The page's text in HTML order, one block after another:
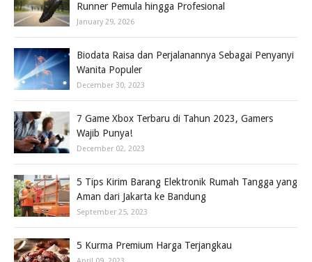
Runner Pemula hingga Profesional
January 29, 2026
Biodata Raisa dan Perjalanannya Sebagai Penyanyi
Wanita Populer
December 30, 2023
7 Game Xbox Terbaru di Tahun 2023, Gamers
Wajib Punya!
December 02, 2023
5 Tips Kirim Barang Elektronik Rumah Tangga yang
Aman dari Jakarta ke Bandung
September 25, 2023
5 Kurma Premium Harga Terjangkau